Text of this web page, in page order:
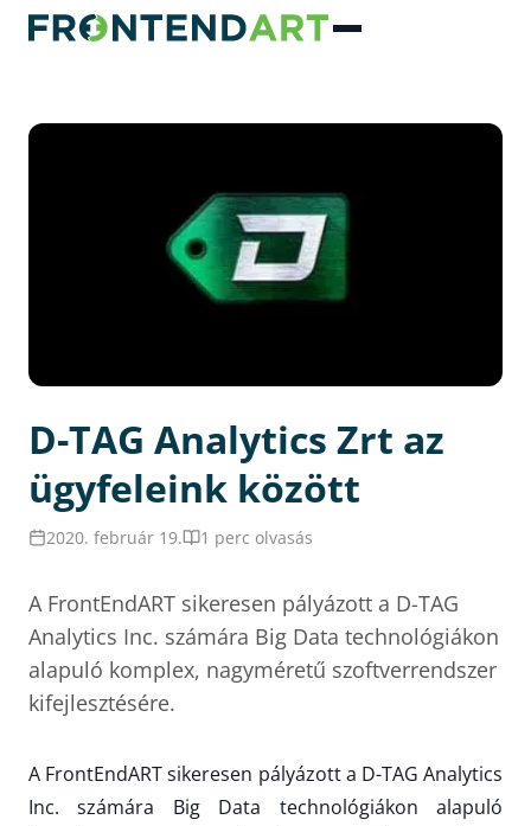
D-TAG Analytics Zrt az
ügyfeleink között
2020. február 19. 1 perc olvasás
A FrontEndART sikeresen pályázott a D-TAG
Analytics Inc. számára Big Data technológiákon
alapuló komplex, nagyméretű szoftverrendszer
kifejlesztésére.
A FrontEndART sikeresen pályázott a D-TAG Analytics
Inc. számára Big Data technológiákon alapuló